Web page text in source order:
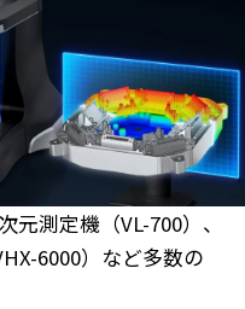
測定機（VL-700）、
6000）など多数の